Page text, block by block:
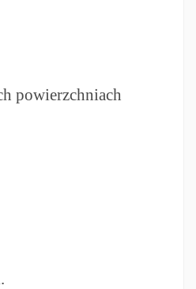
powierzchniach